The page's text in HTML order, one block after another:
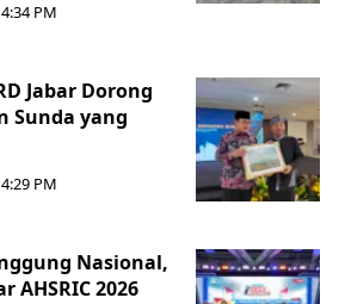
PM
Jabar Dorong
Sunda yang
PM
Nasional,
AHSRIC 2026